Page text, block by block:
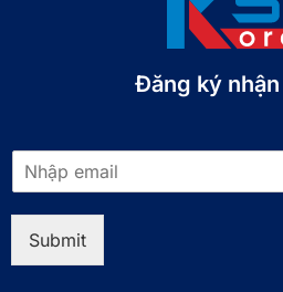
Đăng ký
m
*
Submit